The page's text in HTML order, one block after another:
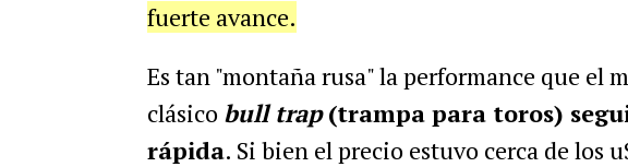
fuerte avance.
Es tan "montaña rusa" la performance que el
clásico bull trap(trampa para toros)
rápida. Si bien el precio estuvo cerca de los